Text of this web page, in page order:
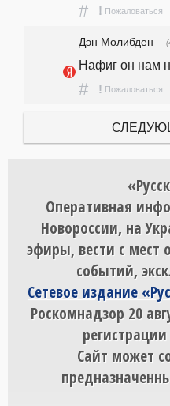
# ! Пожаловаться
Дэн Молибден —
Нафиг он нам
# ! Пожаловаться
Оперативная
Новороссии, на
эфиры, вести с мест
событий,
Сетевое издание
Роскомнадзор 20
Сайт может